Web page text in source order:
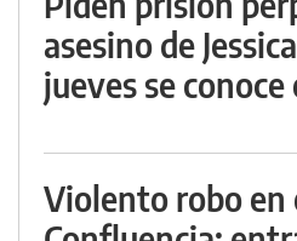
asesino de
jueves se
Violento robo en